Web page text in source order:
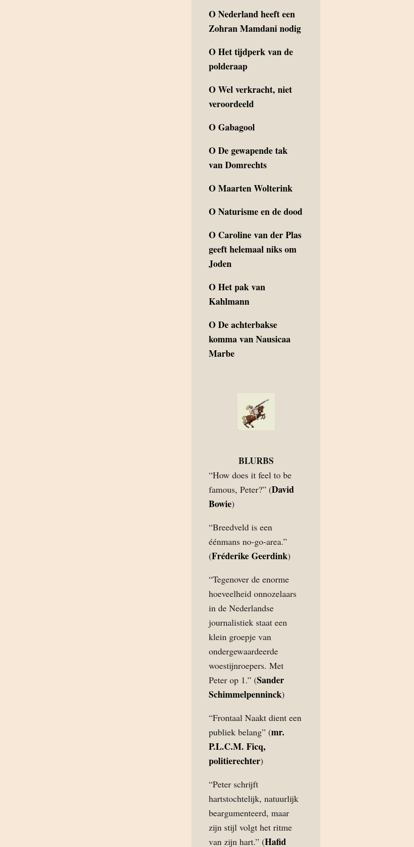
ONederland heeft een
Zohran Mamdani nodig
OHet tijdperk van de
polderaap
OWel verkracht, niet
veroordeeld
OGabagool
ODe gewapende tak
van Domrechts
OMaarten Wolterink
ONaturisme en de dood
O Caroline van der Plas
geeft helemaal niks om
Joden
OHet pak van
Kahlmann
ODe achterbakse
komma van Nausicaa
Marbe
BLURBS
“How does it feel to be
famous, Peter?” (David
Bowie)
“Breedveld is een
éénmans no-go-area.”
(Fréderike Geerdink)
“Tegenover de enorme
hoeveelheid onnozelaars
in de Nederlandse
journalistiek staat een
klein groepje van
ondergewaardeerde
woestijnroepers. Met
Peter op 1.” (Sander
Schimmelpenninck)
“Frontaal Naakt dient een
publiek belang” (mr.
P.L.C.M. Ficq,
politierechter)
“Peter schrijft
hartstochtelijk, natuurlijk
beargumenteerd, maar
zijn stijl volgt het ritme
van zijn hart.” (Hafid